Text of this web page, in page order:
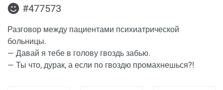
#477573
Разговор между пациентами психиатрической
больницы.
— Давай я тебе в голову гвоздь забью.
— Ты что, дурак, а если по гвоздю промахнешься?!